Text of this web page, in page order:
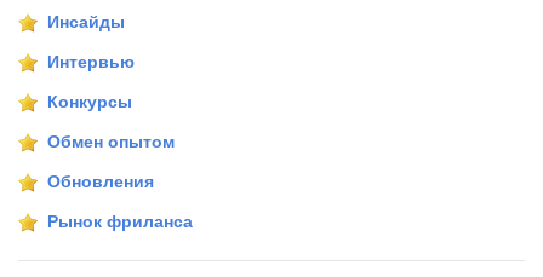
Инсайды
Интервью
Конкурсы
Обмен опытом
Обновления
Рынок фриланса